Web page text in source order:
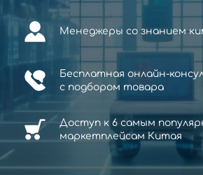
Менеджеры со знанием
Бесплатная онлайн-
с подбором товара
Доступ к 6 самым
маркетплейсам Китая